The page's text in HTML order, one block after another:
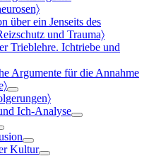
über ein Jenseits des
und Trauma〉
Trieblehre. Ichtriebe und
Argumente für die Annahme
Ich-Analyse
Kultur